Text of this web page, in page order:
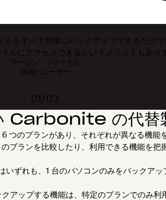
をすべて簡単にバックアップできるだけ
ルにアクセスできるというメリットもあり
アービン・ベラード氏
米国のユーザー
01/03
Carbonite の代替
つのプランがあり、それぞれが異なる機能
プランを比較したり、利用できる機能を把
ずれも、1 台のパソコンのみをバックアッ
アップする機能は、特定のプランでのみ利